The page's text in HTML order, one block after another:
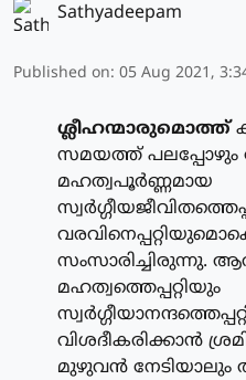
Sathyadeepam
Published on: 05 Aug 2021,
ശ്ലീഹന്മാരുമൊത്ത്
സമയത്ത്
മഹത്വപൂര്‍ണ്ണമായ
സംസാരിച്ചിരുന്നു.
മഹത്വത്തെപ്പറ്റിയും
വിശദീകരിക്കാന്‍
മുഴുവന്‍ നേടിയാലും